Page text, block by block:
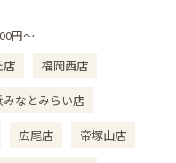
円～
店 福岡西店
みなとみらい店
広尾店 帝塚山店